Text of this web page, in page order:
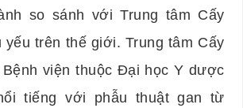
so sánh với Trung tâm Cấy
yếu trên thế giới. Trung tâm Cấy
viện thuộc Đại học Y dược
tiếng với phẫu thuật gan từ